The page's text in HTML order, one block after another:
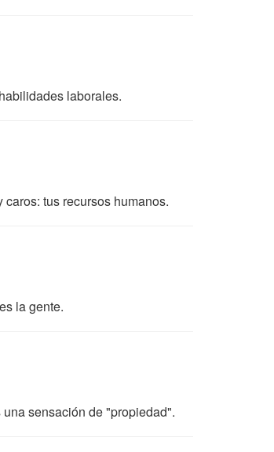
laborales.
tus recursos humanos.
la gente.
sensación de "propiedad".